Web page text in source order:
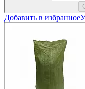
Добавить в избранное